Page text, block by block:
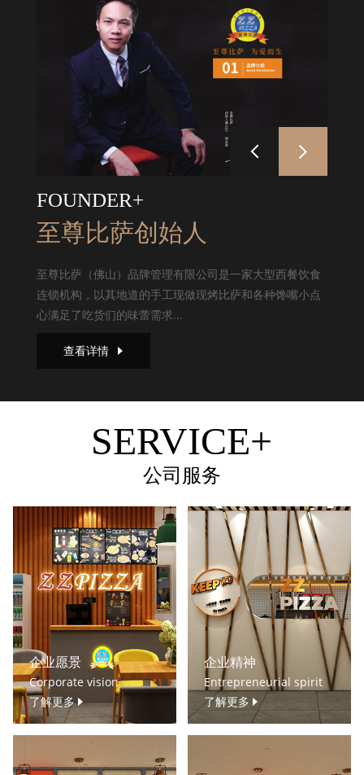
FOUNDER+
至尊比萨创始人
至尊比萨（佛山）品牌管理有限公司是一家大型西餐饮食
连锁机构，以其地道的手工现做现烤比萨和各种馋嘴小点
心满足了吃货们的味蕾需求...
查看详情
SERVICE+
公司服务
企业愿景
Corporate vision
了解更多
企业精神
Entrepreneurial spirit
了解更多